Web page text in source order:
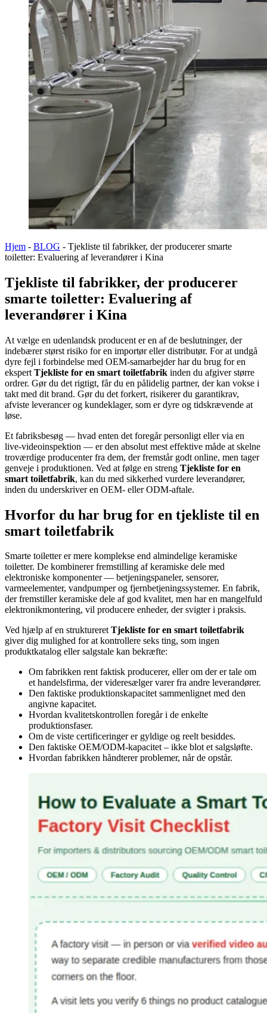
Hjem - BLOG - Tjekliste til fabrikker, der producerer smarte
toiletter: Evaluering af leverandører i Kina
Tjekliste til fabrikker, der producerer
smarte toiletter: Evaluering af
leverandører i Kina
At vælge en udenlandsk producent er en af de beslutninger, der
indebærer størst risiko for en importør eller distributør. For at undgå
dyre fejl i forbindelse med OEM-samarbejder har du brug for en
ekspert Tjekliste for en smart toiletfabrik inden du afgiver større
ordrer. Gør du det rigtigt, får du en pålidelig partner, der kan vokse i
takt med dit brand. Gør du det forkert, risikerer du garantikrav,
afviste leverancer og kundeklager, som er dyre og tidskrævende at
løse.
Et fabriksbesøg — hvad enten det foregår personligt eller via en
live-videoinspektion — er den absolut mest effektive måde at skelne
troværdige producenter fra dem, der fremstår godt online, men tager
genveje i produktionen. Ved at følge en streng Tjekliste for en
smart toiletfabrik, kan du med sikkerhed vurdere leverandører,
inden du underskriver en OEM- eller ODM-aftale.
Hvorfor du har brug for en tjekliste til en
smart toiletfabrik
Smarte toiletter er mere komplekse end almindelige keramiske
toiletter. De kombinerer fremstilling af keramiske dele med
elektroniske komponenter — betjeningspaneler, sensorer,
varmeelementer, vandpumper og fjernbetjeningssystemer. En fabrik,
der fremstiller keramiske dele af god kvalitet, men har en mangelfuld
elektronikmontering, vil producere enheder, der svigter i praksis.
Ved hjælp af en struktureretTjekliste for en smart toiletfabrik
giver dig mulighed for at kontrollere seks ting, som ingen
produktkatalog eller salgstale kan bekræfte:
Om fabrikken rent faktisk producerer, eller om der er tale om
et handelsfirma, der videresælger varer fra andre leverandører.
Den faktiske produktionskapacitet sammenlignet med den
angivne kapacitet.
Hvordan kvalitetskontrollen foregår i de enkelte
produktionsfaser.
Om de viste certificeringer er gyldige og reelt besiddes.
Den faktiske OEM/ODM-kapacitet – ikke blot et salgsløfte.
Hvordan fabrikken håndterer problemer, når de opstår.